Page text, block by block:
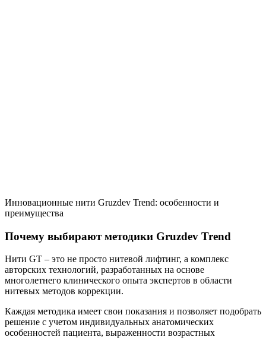
Инновационные нити Gruzdev Trend: особенности и
преимущества
Почему выбирают методики Gruzdev Trend
Нити GT – это не просто нитевой лифтинг, а комплекс
авторских технологий, разработанных на основе
многолетнего клинического опыта экспертов в области
нитевых методов коррекции.
Каждая методика имеет свои показания и позволяет подобрать
решение с учетом индивидуальных анатомических
особенностей пациента, выраженности возрастных